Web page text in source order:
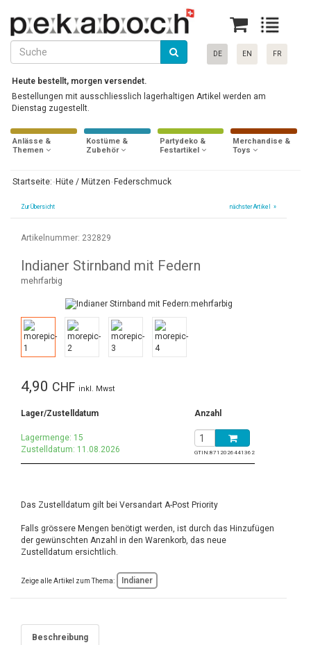
DE EN FR
Heute bestellt, morgen versendet.
Bestellungen mit ausschliesslich lagerhaltigen Artikel werden am
Dienstag zugestellt.
Anlässe &
Themen
Kostüme &
Zubehör
Partydeko &
Festartikel
Merchandise &
Toys
Startseite: Hüte / Mützen Federschmuck
Zur Übersicht nächster Artikel »
Artikelnummer: 232829
Indianer Stirnband mit Federn
mehrfarbig
4,90 CHF inkl. Mwst
Lager/Zustelldatum Anzahl
Lagermenge: 15
Zustelldatum: 11.08.2026
GTIN:8712026441362
Das Zustelldatum gilt bei Versandart A-Post Priority
Falls grössere Mengen benötigt werden, ist durch das Hinzufügen
der gewünschten Anzahl in den Warenkorb, das neue
Zustelldatum ersichtlich.
Zeige alle Artikel zum Thema: Indianer
Beschreibung